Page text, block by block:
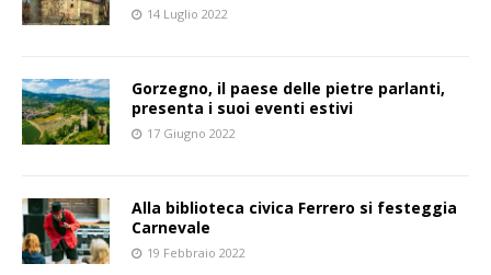
14 Luglio 2022
Gorzegno, il paese delle pietre parlanti,
presenta i suoi eventi estivi
17 Giugno 2022
Alla biblioteca civica Ferrero si festeggia
Carnevale
19 Febbraio 2022